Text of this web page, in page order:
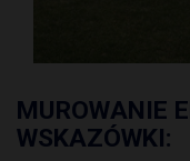
MUROWANIE
WSKAZÓWKI: